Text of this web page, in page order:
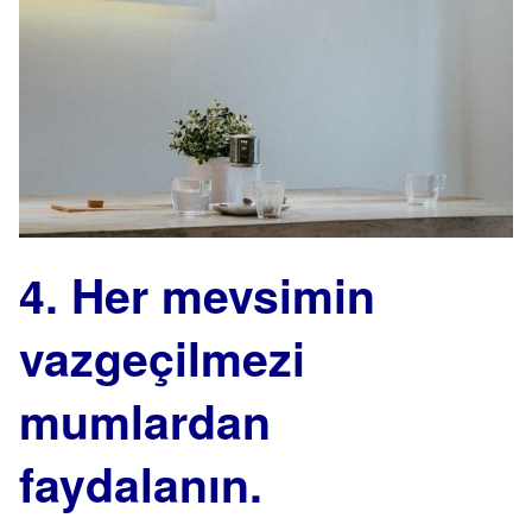
4. Her mevsimin
vazgeçilmezi
mumlardan
faydalanın.